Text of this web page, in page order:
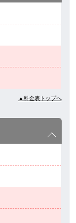
▲料金表トップへ